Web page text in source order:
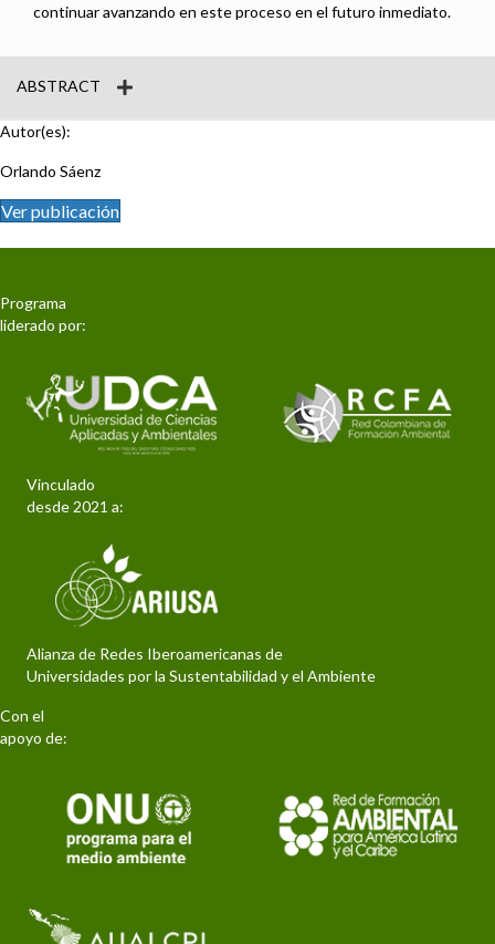
continuar avanzando en este proceso en el futuro inmediato.
ABSTRACT
Autor(es):
Orlando Sáenz
Ver publicación
Programa
liderado por:
Vinculado
desde 2021 a:
Alianza de Redes Iberoamericanas de
Universidades por la Sustentabilidad y el Ambiente
Con el
apoyo de: